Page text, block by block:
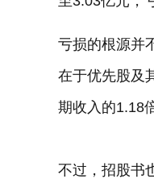
亏损的根源并
在于优先股及
期收入的1.18
不过，招股书